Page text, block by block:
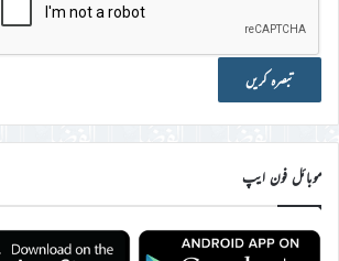
موبائل فون ایپ